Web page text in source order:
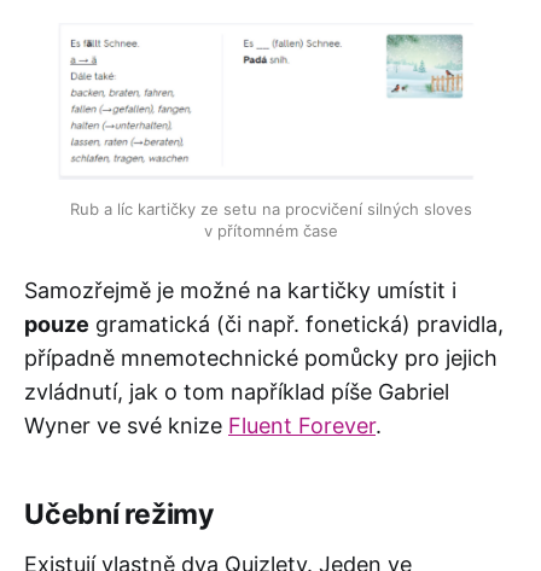
Rub a líc kartičky ze setu na procvičení silných sloves
v přítomném čase
Samozřejmě je možné na kartičky umístit i
pouze gramatická (či např. fonetická) pravidla,
případně mnemotechnické pomůcky pro jejich
zvládnutí, jak o tom například píše Gabriel
Wyner ve své knize Fluent Forever.
Učební režimy
Existují vlastně dva Quizlety. Jeden ve